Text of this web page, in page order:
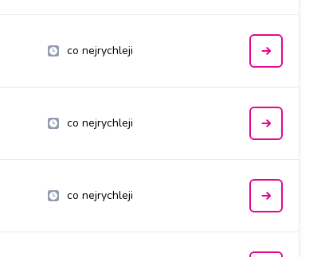
co nejrychleji
co nejrychleji
co nejrychleji